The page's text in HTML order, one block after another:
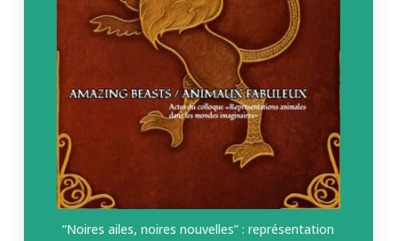
“Noires ailes, noires nouvelles” : représentation